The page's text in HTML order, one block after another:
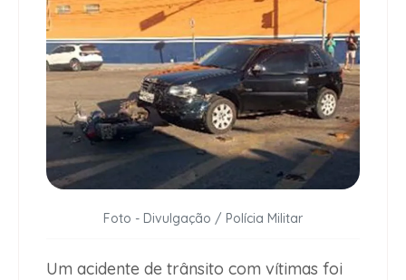
Foto - Divulgação / Polícia Militar
Um acidente de trânsito com vítimas foi